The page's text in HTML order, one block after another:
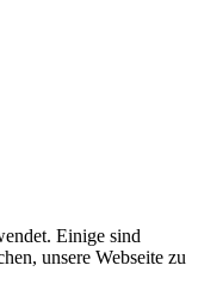
Einige sind
unsere Webseite zu